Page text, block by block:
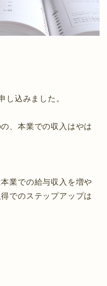
し込みました。
、本業での収入はやは
業での給与収入を増や
でのステップアップは